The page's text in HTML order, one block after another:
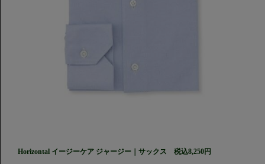
Horizontal イージーケア ジャージー｜サックス 税込8,250円